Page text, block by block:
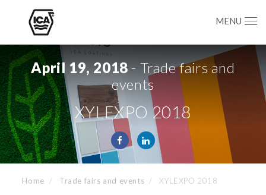
MENU
April 19, 2018 - Trade fairs and
events
XYLEXPO 2018
Home Trade fairs and events XYLEXPO 2018